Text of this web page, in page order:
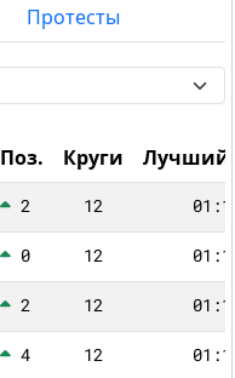
Протесты
Поз. Круги
Лучший
2 12
0 12
2 12
4 12